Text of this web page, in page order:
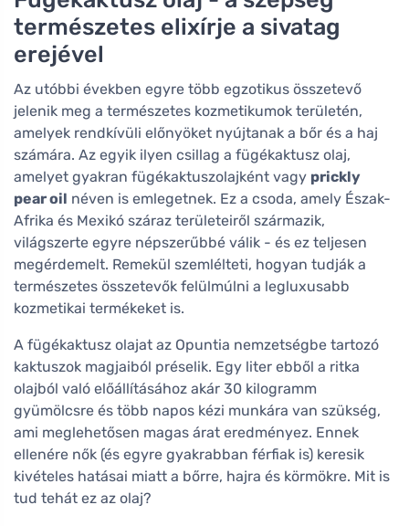
természetes elixírje a sivatag
erejével
Az utóbbi években egyre több egzotikus összetevő
jelenik meg a természetes kozmetikumok területén,
amelyek rendkívüli előnyöket nyújtanak a bőr és a haj
számára. Az egyik ilyen csillag a fügékaktusz olaj,
amelyet gyakran fügékaktuszolajként vagy prickly
pear oil néven is emlegetnek. Ez a csoda, amely Észak-
Afrika és Mexikó száraz területeiről származik,
világszerte egyre népszerűbbé válik - és ez teljesen
megérdemelt. Remekül szemlélteti, hogyan tudják a
természetes összetevők felülmúlni a legluxusabb
kozmetikai termékeket is.
A fügékaktusz olajat az Opuntia nemzetségbe tartozó
kaktuszok magjaiból préselik. Egy liter ebből a ritka
olajból való előállításához akár 30 kilogramm
gyümölcsre és több napos kézi munkára van szükség,
ami meglehetősen magas árat eredményez. Ennek
ellenére nők (és egyre gyakrabban férfiak is) keresik
kivételes hatásai miatt a bőrre, hajra és körmökre. Mit is
tud tehát ez az olaj?